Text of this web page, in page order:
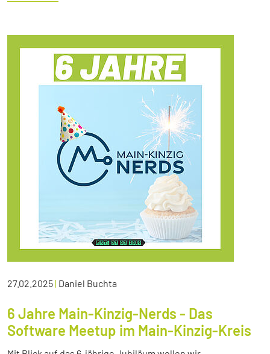
27.02.2025| Daniel Buchta
6 Jahre Main-Kinzig-Nerds - Das
Software Meetup im Main-Kinzig-Kreis